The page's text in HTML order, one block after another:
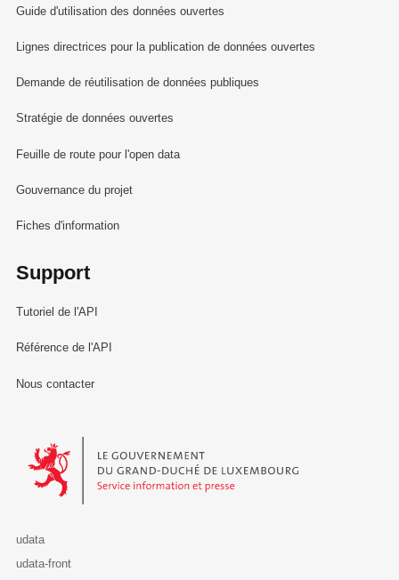
Guide d'utilisation des données ouvertes
Lignes directrices pour la publication de données ouvertes
Demande de réutilisation de données publiques
Stratégie de données ouvertes
Feuille de route pour l'open data
Gouvernance du projet
Fiches d'information
Support
Tutoriel de l'API
Référence de l'API
Nous contacter
Le Gouvernement du Grand-Duché de Luxembourg - Service
udata
udata-front